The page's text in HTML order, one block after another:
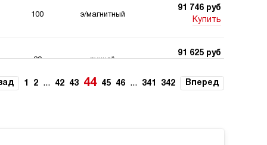
91 746 руб
Купить
100 э/магнитный
91 625 руб
20 ручной
1 2 ... 42 43 44 45 46 ... 341 342 Вперед